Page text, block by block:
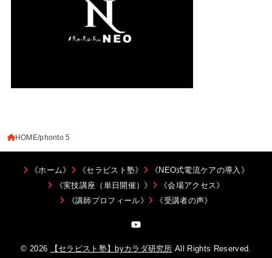
HOME phonto 5
《ホーム》 《セラピスト塾》
《NEO式電流ケアの導入》
《実技講座（単日開催）》
《会場アクセス》
《講師プロフィール》
《受講者の声》
© 2026 【セラピスト塾】byカラダ研究所 All Rights Reserved.